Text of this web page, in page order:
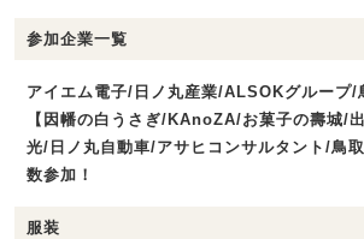
参加企業一覧
アイエム電子/日ノ丸産業/ALSOKグループ/
【因幡の白うさぎ/KAnoZA/お菓子の壽城/
光/日ノ丸自動車/アサヒコンサルタント/鳥
数参加！
服装